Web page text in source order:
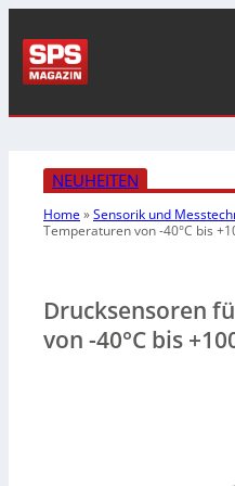
NEUHEITEN
Home»Sensorik und
Temperaturen von -40°C bis
Drucksensoren
von -40°C bis